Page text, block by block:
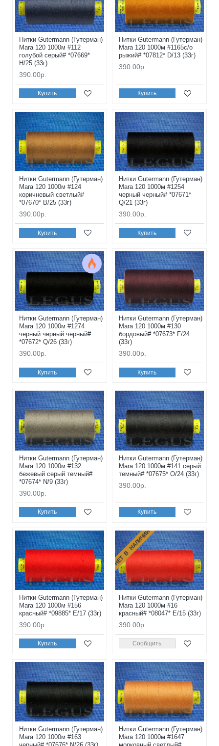
Нитки Gutermann (Гутерман)
Mara 120 1000м #112
голубой серый# *07669*
H/25 (33г)
390.00р.
Купить
Нитки Gutermann (Гутерман)
Mara 120 1000м #1165с/о
рыжий# *07812* D/13 (33г)
390.00р.
Купить
Нитки Gutermann (Гутерман)
Mara 120 1000м #124
коричневый светлый#
*07670* B/25 (33г)
390.00р.
Купить
Нитки Gutermann (Гутерман)
Mara 120 1000м #1254
черный черный# *07671*
Q/21 (33г)
390.00р.
Купить
Нитки Gutermann (Гутерман)
Mara 120 1000м #1274
черный черный черный#
*07672* Q/26 (33г)
390.00р.
Купить
Нитки Gutermann (Гутерман)
Mara 120 1000м #130
бордовый# *07673* F/24
(33г)
390.00р.
Купить
Нитки Gutermann (Гутерман)
Mara 120 1000м #132
бежевый серый темный#
*07674* N/9 (33г)
390.00р.
Купить
Нитки Gutermann (Гутерман)
Mara 120 1000м #141 серый
темный# *07675* O/24 (33г)
390.00р.
Купить
Нитки Gutermann (Гутерман)
Mara 120 1000м #156
красный# *09885* E/17 (33г)
390.00р.
Купить
НЕТ В НАЛИЧИИ
Нитки Gutermann (Гутерман)
Mara 120 1000м #16
красный# *08047* E/15 (33г)
390.00р.
Сообщить
Нитки Gutermann (Гутерман)
Mara 120 1000м #163
Нитки Gutermann (Гутерман)
Mara 120 1000м #1647